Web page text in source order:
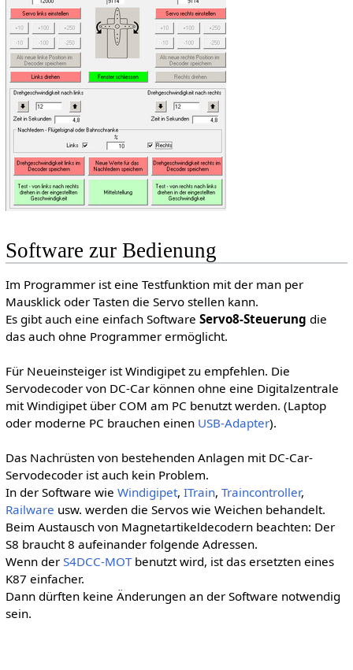
Software zur Bedienung
Im Programmer ist eine Testfunktion mit der man per
Mausklick oder Tasten die Servo stellen kann.
Es gibt auch eine einfach Software Servo8-Steuerung die
das auch ohne Programmer ermöglicht.
Für Neueinsteiger ist Windigipet zu empfehlen. Die
Servodecoder von DC-Car können ohne eine Digitalzentrale
mit Windigipet über COM am PC benutzt werden. (Laptop
oder moderne PC brauchen einen USB-Adapter).
Das Nachrüsten von bestehenden Anlagen mit DC-Car-
Servodecoder ist auch kein Problem.
In der Software wie Windigipet, ITrain, Traincontroller,
Railware usw. werden die Servos wie Weichen behandelt.
Beim Austausch von Magnetartikeldecodern beachten: Der
S8 braucht 8 aufeinander folgende Adressen.
Wenn der S4DCC-MOTbenutzt wird, ist das ersetzten eines
K87 einfacher.
Dann dürften keine Änderungen an der Software notwendig
sein.